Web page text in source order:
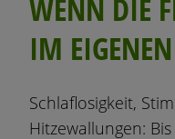
WENN DIE
IM
Schlaflosigkeit,
Hitzewallungen: